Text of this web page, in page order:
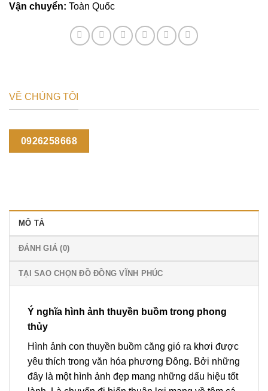
Vận chuyển: Toàn Quốc
VỀ CHÚNG TÔI
0926258668
MÔ TẢ
ĐÁNH GIÁ (0)
TẠI SAO CHỌN ĐỒ ĐỒNG VĨNH PHÚC
Ý nghĩa hình ảnh thuyền buồm trong phong
thủy
Hình ảnh con thuyền buồm căng gió ra khơi được
yêu thích trong văn hóa phương Đông. Bởi những
đây là một hình ảnh đẹp mang những dấu hiệu tốt